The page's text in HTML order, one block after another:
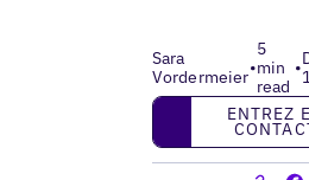
Sara
Vordermeier•
5
min
read
•
Entrez enENTREZ